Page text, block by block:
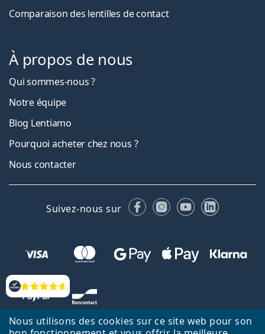
Nous utilisons des cookies sur ce site web pour son
Évaluation
Comparaison des lentilles de contact
À propos de nous
Qui sommes-nous ?
Notre équipe
Blog Lentiamo
Pourquoi acheter chez nous ?
Nous contacter
Suivez-nous sur FacebookInstagram
YouTubeLinkedIn